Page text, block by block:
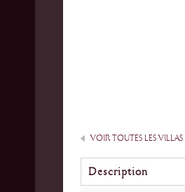
VOIR TOUTES LES VILLAS
Description